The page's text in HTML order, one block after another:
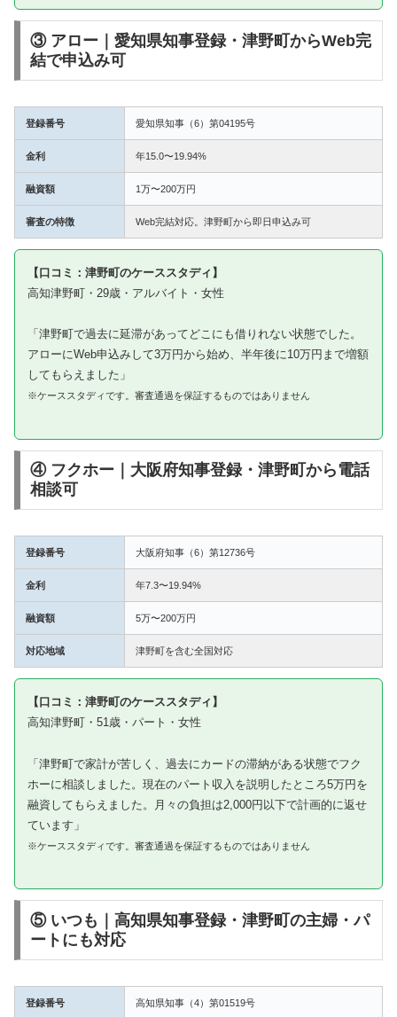
③ アロー｜愛知県知事登録・津野町からWeb完
結で申込み可
登録番号 愛知県知事（6）第04195号
金利 年15.0〜19.94%
融資額 1万〜200万円
審査の特徴 Web完結対応。津野町から即日申込み可
【口コミ：津野町のケーススタディ】
高知津野町・29歳・アルバイト・女性
「津野町で過去に延滞があってどこにも借りれない状態でした。
アローにWeb申込みして3万円から始め、半年後に10万円まで増額
してもらえました」
※ケーススタディです。審査通過を保証するものではありません
④ フクホー｜大阪府知事登録・津野町から電話
相談可
登録番号 大阪府知事（6）第12736号
金利 年7.3〜19.94%
融資額 5万〜200万円
対応地域 津野町を含む全国対応
【口コミ：津野町のケーススタディ】
高知津野町・51歳・パート・女性
「津野町で家計が苦しく、過去にカードの滞納がある状態でフク
ホーに相談しました。現在のパート収入を説明したところ5万円を
融資してもらえました。月々の負担は2,000円以下で計画的に返せ
ています」
※ケーススタディです。審査通過を保証するものではありません
⑤ いつも｜高知県知事登録・津野町の主婦・パ
ートにも対応
登録番号 高知県知事（4）第01519号